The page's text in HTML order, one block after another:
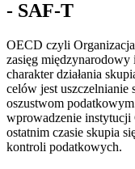
- SAF-T
OECD czyli
zasięg międzynarodowy
charakter działania
celów jest uszczelnianie
oszustwom
wprowadzenie instytucji
ostatnim czasie skupia
kontroli podatkowych.